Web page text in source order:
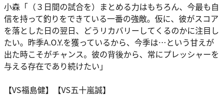
小森 「（３日間の試合を）まとめる力はもちろん、今最も自
信を持って釣りをできている一番の強敵。仮に、彼がスコア
を落とした日の翌日、どうリカバリーしてくるのかに注目し
たい。昨季A.O.Y.を獲っているから、今季は…という甘えが
出た時こそがチャンス。彼の背後から、常にプレッシャーを
与える存在であり続けたい」
【VS福島健】【VS五十嵐誠】